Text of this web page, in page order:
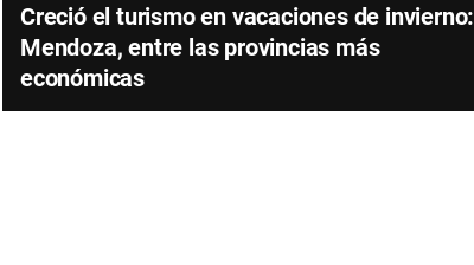
Creció el turismo en vacaciones de invierno:
Mendoza, entre las provincias más
económicas